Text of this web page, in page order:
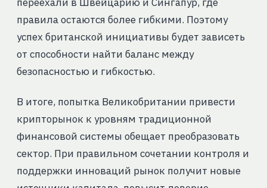
правила остаются более гибкими. Поэтому
успех британской инициативы будет зависеть
от способности найти баланс между
безопасностью и гибкостью.
В итоге, попытка Великобритании привести
крипторынок к уровням традиционной
финансовой системы обещает преобразовать
сектор. При правильном сочетании контроля и
поддержки инноваций рынок получит новые